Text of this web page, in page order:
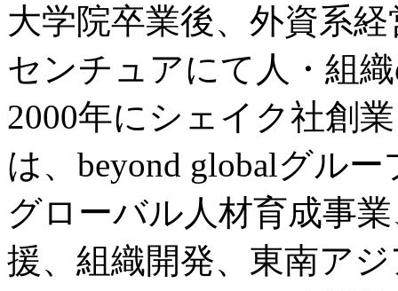
大学院卒業後、外資系
センチュアにて人・組
2000年にシェイク社創
は、beyond globalグル
グローバル人材育成事
援、組織開発、東南ア